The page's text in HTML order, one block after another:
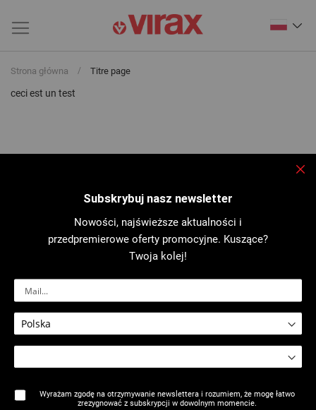
Strona główna Titre page
ceci est un test
Marka
Subskrybuj nasz newsletter
Nowości, najświeższe aktualności i
przedpremierowe oferty promocyjne. Kuszące?
Twoja kolej!
Wyrażam zgodę na otrzymywanie newslettera i rozumiem, że mogę łatwo
zrezygnować z subskrypcji w dowolnym momencie.